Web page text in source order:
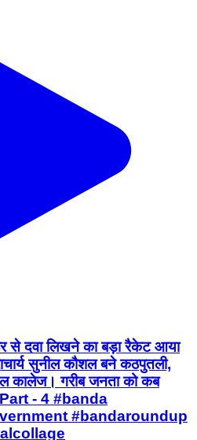
से दवा लिखने का बड़ा रैकेट आया
सुनील कौशल बने कठपुतली,
कालेज। गरीब जनता को कब
Part - 4 #banda
#bandaroundup